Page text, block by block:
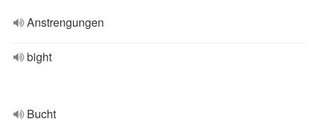
Anstrengungen
bight
Bucht